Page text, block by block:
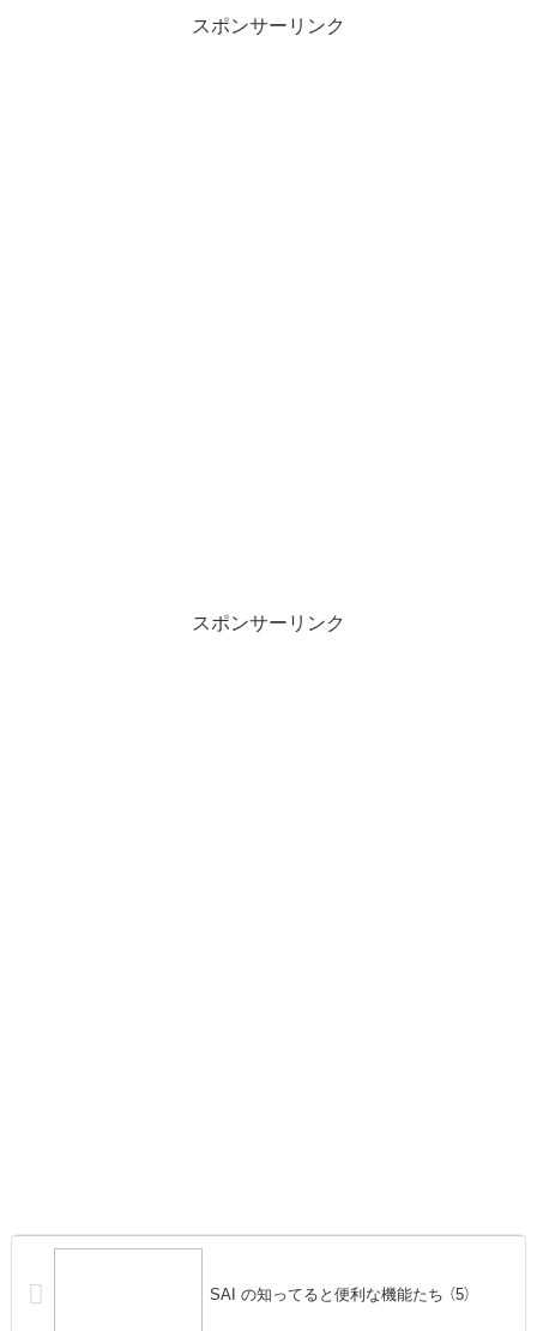
スポンサーリンク
スポンサーリンク
SAI の知ってると便利な機能たち （5）